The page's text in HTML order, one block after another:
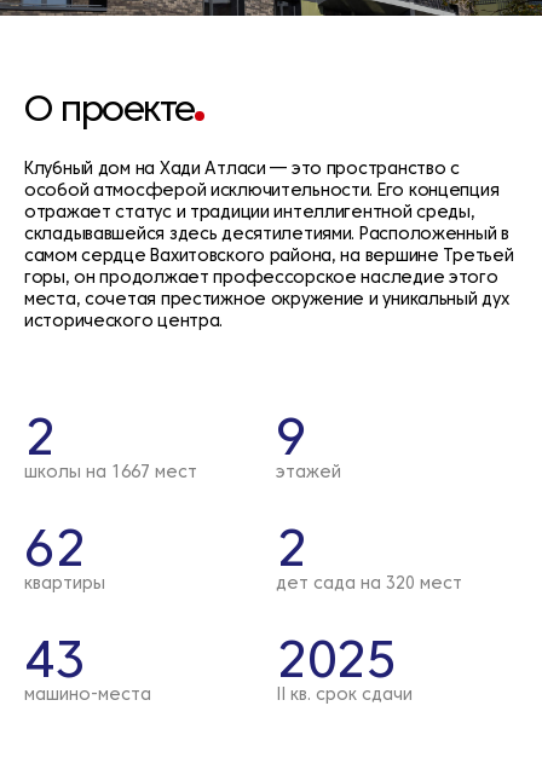
О проекте
Клубный дом на Хади Атласи — это пространство с
особой атмосферой исключительности. Его концепция
отражает статус и традиции интеллигентной среды,
складывавшейся здесь десятилетиями. Расположенный в
самом сердце Вахитовского района, на вершине Третьей
горы, он продолжает профессорское наследие этого
места, сочетая престижное окружение и уникальный дух
исторического центра.
2
школы на 1667 мест
9
этажей
62
квартиры
2
дет сада на 320 мест
43
машино-места
2025
II кв. срок сдачи